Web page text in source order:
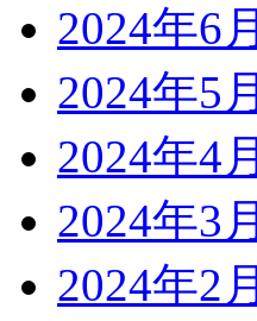
2024年6月
2024年5月
2024年4月
2024年3月
2024年2月